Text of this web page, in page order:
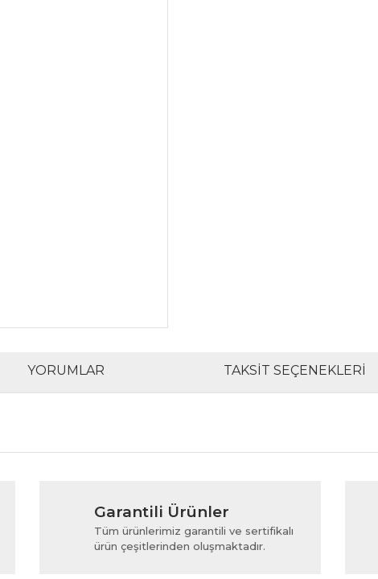
YORUMLAR TAKSIT SEÇENEKLERI
Yorum Yaz
ve diğer konularda yetersiz gördüğünüz noktaları öneri formunu
Garantili Ürünler
Tüm ürünlerimiz garantili ve sertifikalı
ürün çeşitlerinden oluşmaktadır.